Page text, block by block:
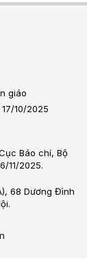
giáo
10/2025
Báo chí, Bộ
11/2025.
68 Dương Đình